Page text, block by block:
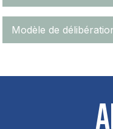
Modèle de